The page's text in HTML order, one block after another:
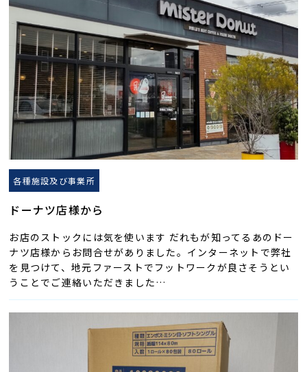
各種施設及び事業所
ドーナツ店様から
お店のストックには気を使います だれもが知ってるあのドー
ナツ店様からお問合せがありました。インターネットで弊社
を見つけて、地元ファーストでフットワークが良さそうとい
うことでご連絡いただきました…